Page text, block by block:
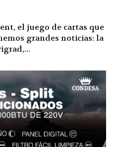
el juego de cartas que
grandes noticias: la